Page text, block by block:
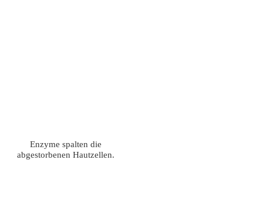
Enzyme spalten die
abgestorbenen Hautzellen.